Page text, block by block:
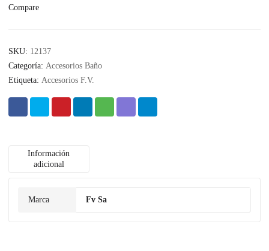
Compare
SKU: 12137
Categoría: Accesorios Baño
Etiqueta: Accesorios F.V.
Información
adicional
Marca Fv Sa